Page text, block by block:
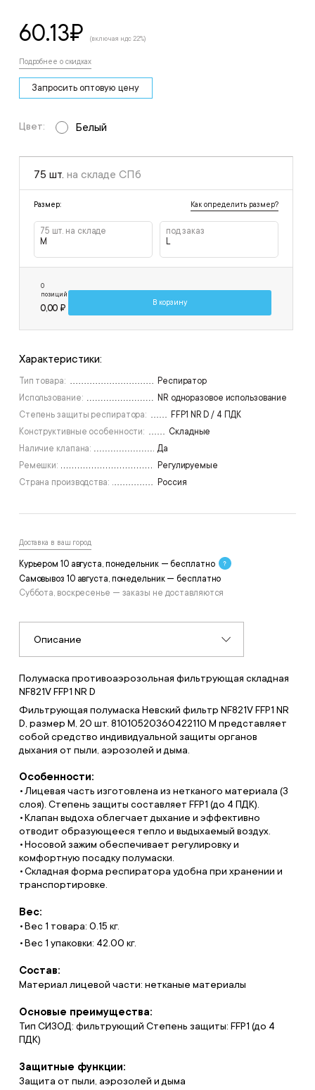
60.13₽ (включая ндс 22%)
Подробнее о скидках
Запросить оптовую цену
Цвет: Белый
75 шт. на складе СПб
Размер: Как определить размер?
75 шт. на складе
M
под заказ
L
0
позиций
0,00 ₽
В корзину
Характеристики:
Тип товара:
Респиратор
Использование:
NR одноразовое использование
Степень защиты респиратора:
FFP1 NR D / 4 ПДК
Конструктивные особенности:
Складные
Наличие клапана:
Да
Ремешки:
Регулируемые
Страна производства:
Россия
Доставка в ваш город
Курьером 10 августа, понедельник — бесплатно
Самовывоз 10 августа, понедельник — бесплатно
Суббота, воскресенье — заказы не доставляются
Описание
Полумаска противоаэрозольная фильтрующая складная
NF821V FFP1 NR D
Фильтрующая полумаска Невский фильтр NF821V FFP1 NR
D, размер М, 20 шт. 81010520360422110 M представляет
собой средство индивидуальной защиты органов
дыхания от пыли, аэрозолей и дыма.
Особенности:
Лицевая часть изготовлена из нетканого материала (3
слоя). Степень защиты составляет FFP1 (до 4 ПДК).
Клапан выдоха облегчает дыхание и эффективно
отводит образующееся тепло и выдыхаемый воздух.
Носовой зажим обеспечивает регулировку и
комфортную посадку полумаски.
Складная форма респиратора удобна при хранении и
транспортировке.
Вес:
Вес 1 товара: 0.15 кг.
Вес 1 упаковки: 42.00 кг.
Состав:
Материал лицевой части: нетканые материалы
Основые преимущества:
Тип СИЗОД: фильтрующий Степень защиты: FFP1 (до 4
ПДК)
Защитные функции:
Защита от пыли, аэрозолей и дыма